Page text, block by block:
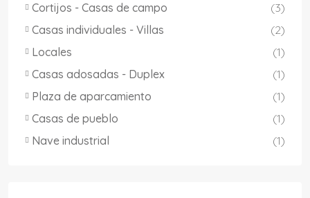
Cortijos - Casas de campo
(3)
Casas individuales - Villas
(2)
Locales
(1)
Casas adosadas - Duplex
(1)
Plaza de aparcamiento
(1)
Casas de pueblo
(1)
Nave industrial
(1)